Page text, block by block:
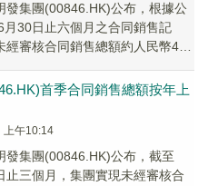
發集團(00846.HK)公布，根據公
30日止六個月之合同銷售記
審核合同銷售總額約人民幣40
首季合同銷售總額按年上
上午10:14
發集團(00846.HK)公布，截至
止三個月，集團實現未經審核合